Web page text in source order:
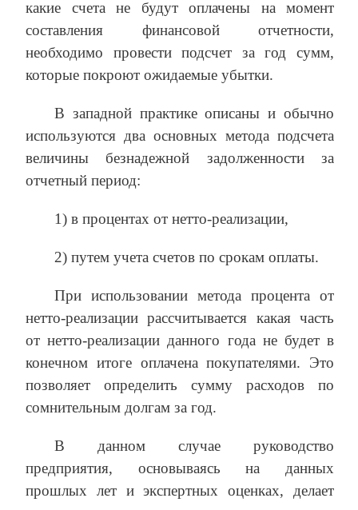
какие счета не будут оплачены на момент
составления финансовой отчетности,
необходимо провести подсчет за год сумм,
которые покроют ожидаемые убытки.
В западной практике описаны и обычно
используются два основных метода подсчета
величины безнадежной задолженности за
отчетный период:
1) в процентах от нетто-реализации,
2) путем учета счетов по срокам оплаты.
При использовании метода процента от
нетто-реализации рассчитывается какая часть
от нетто-реализации данного года не будет в
конечном итоге оплачена покупателями. Это
позволяет определить сумму расходов по
сомнительным долгам за год.
В данном случае руководство
предприятия, основываясь на данных
прошлых лет и экспертных оценках, делает